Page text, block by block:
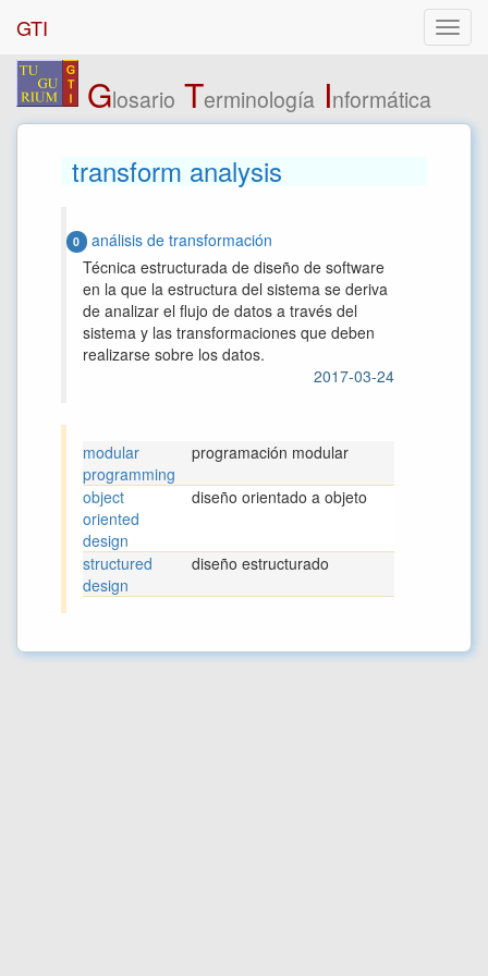
GTI
Glosario Terminología Informática
transform analysis
0 análisis de transformación
Técnica estructurada de diseño de software
en la que la estructura del sistema se deriva
de analizar el flujo de datos a través del
sistema y las transformaciones que deben
realizarse sobre los datos.
2017-03-24
modular
programming
programación modular
object
oriented
design
diseño orientado a objeto
structured
design
diseño estructurado